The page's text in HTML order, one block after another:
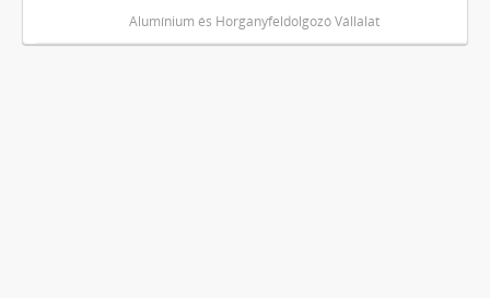
Alumínium és Horganyfeldolgozó Vállalat